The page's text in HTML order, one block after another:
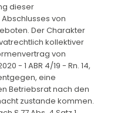
dieser
von
Der Charakter
kollektiver
von
- 1 ABR 4/19 - Rn. 14,
eine
Betriebsrat nach den
zustande kommen.